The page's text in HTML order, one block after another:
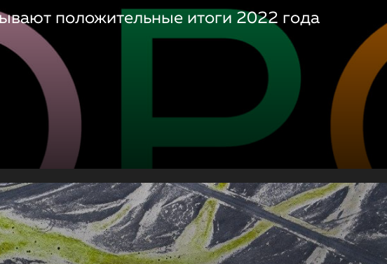
положительные итоги 2022 года